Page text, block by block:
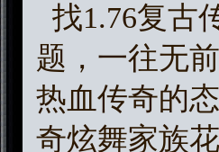
找1.76复古
题，一往无
热血传奇的
奇炫舞家族